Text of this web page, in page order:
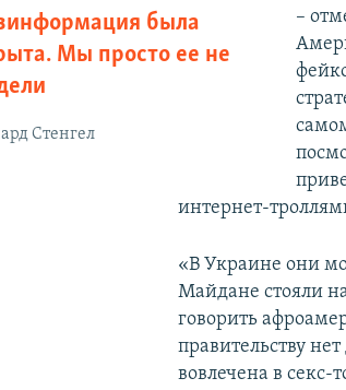
была
Мы просто ее не
Стенгел
–
интернет-
«В Украине они
Майдане стояли
говорить
правительству
вовлечена в